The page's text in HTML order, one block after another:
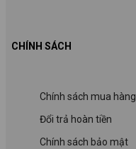
CHÍNH SÁCH
Chính sách mua hàng
Đổi trả hoàn tiền
Chính sách bảo mật